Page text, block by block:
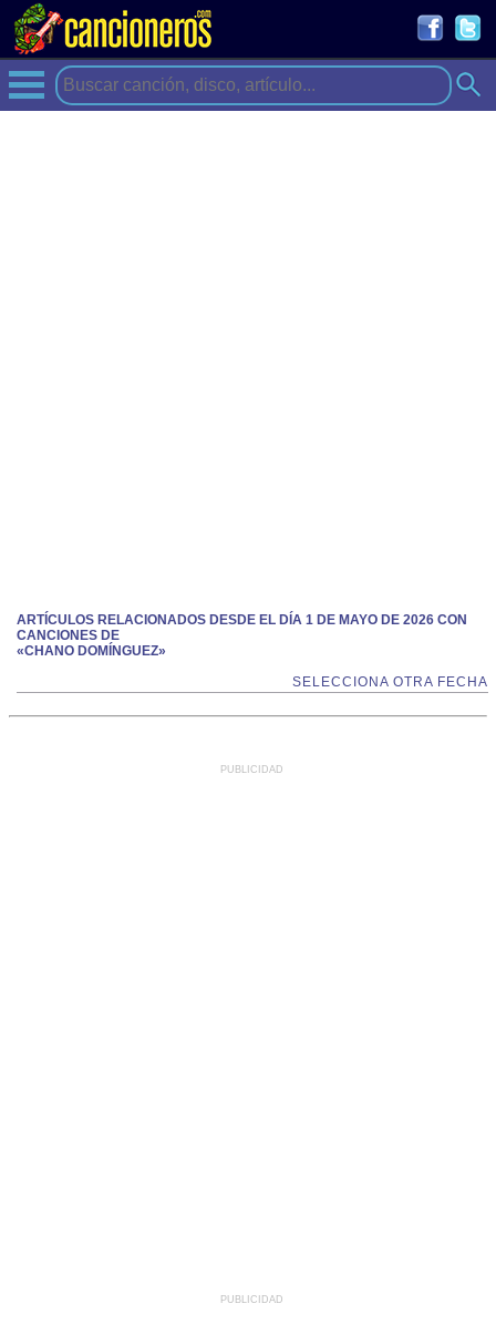
ARTÍCULOS RELACIONADOS DESDE EL DÍA 1 DE MAYO DE 2026 CON
CANCIONES DE
«CHANO DOMÍNGUEZ»
SELECCIONA OTRA FECHA
PUBLICIDAD
PUBLICIDAD